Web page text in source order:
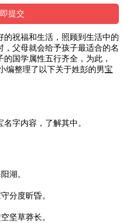
祝福和生活，照顾到生活中的
父母就会给予孩子最适合的名
国学属性五行齐全，为此，
编整理了以下关于姓彭的男宝
字内容，了解其中。
湖。
分度昕昏。
坚草莽长。